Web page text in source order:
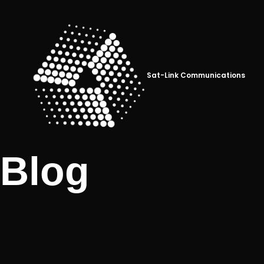
Sat-Link Communications
Blog